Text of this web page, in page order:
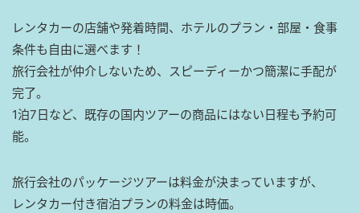
レンタカーの店舗や発着時間、ホテルのプラン・部屋・食事
条件も自由に選べます！
旅行会社が仲介しないため、スピーディーかつ簡潔に手配が
完了。
1泊7日など、既存の国内ツアーの商品にはない日程も予約可
能。
旅行会社のパッケージツアーは料金が決まっていますが、
レンタカー付き宿泊プランの料金は時価。